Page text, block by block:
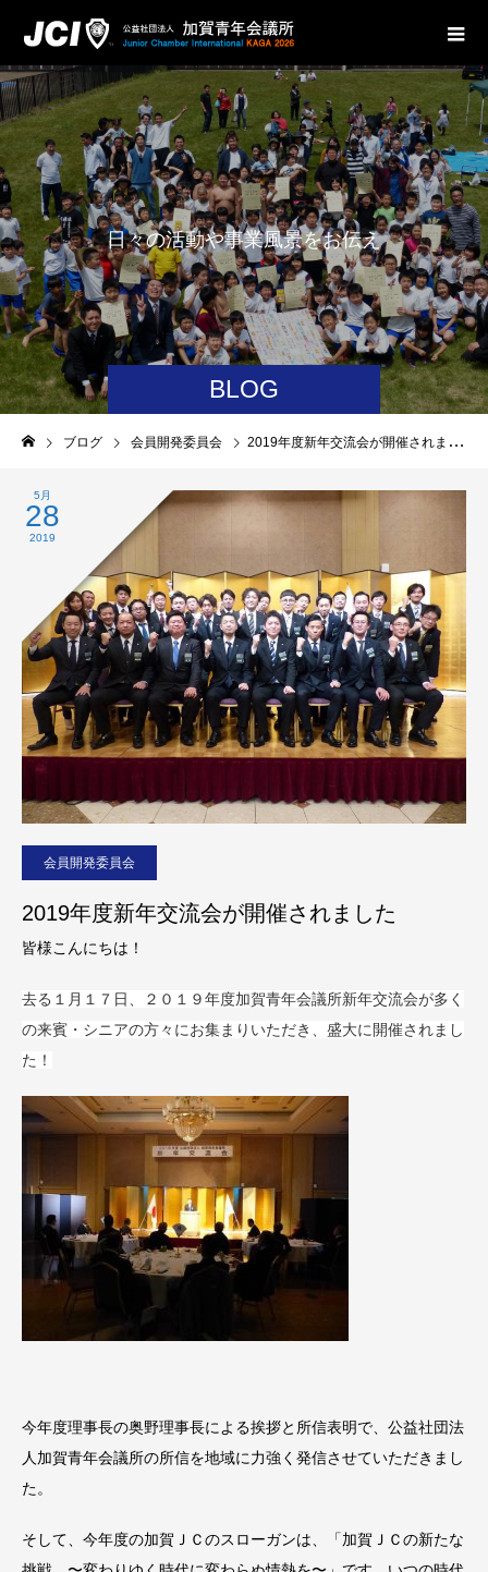
BLOG
日々の活動や事業風景をお伝え致します。
ブログ 会員開発委員会 2019年度新年交流会が開催されました
5月
28
2019
会員開発委員会
2019年度新年交流会が開催されました
皆様こんにちは！
去る１月１７日、２０１９年度加賀青年会議所新年交流会が多く
の来賓・シニアの方々にお集まりいただき、盛大に開催されまし
た！
今年度理事長の奥野理事長による挨拶と所信表明で、公益社団法
人加賀青年会議所の所信を地域に力強く発信させていただきまし
た。
そして、今年度の加賀ＪＣのスローガンは、「加賀ＪＣの新たな